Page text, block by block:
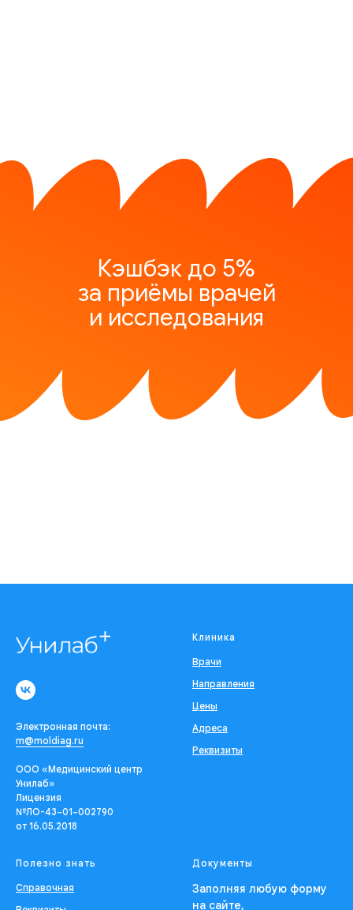
Кэшбэк до 5%
за приёмы врачей
и исследования
Электронная почта:
m@moldiag.ru
ООО «Медицинский центр
Унилаб»
Лицензия
№ЛО-43−01−002790
от 16.05.2018
Клиника
Врачи
Направления
Цены
Адреса
Реквизиты
Полезно знать
Справочная
Документы
Заполняя любую форму
на сайте,